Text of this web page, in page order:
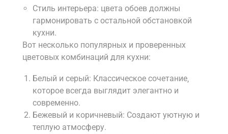
Стиль интерьера: цвета обоев должны
гармонировать с остальной обстановкой
кухни.
Вот несколько популярных и проверенных
цветовых комбинаций для кухни:
Белый и серый: Классическое сочетание‚
которое всегда выглядит элегантно и
современно.
Бежевый и коричневый: Создают уютную и
теплую атмосферу.